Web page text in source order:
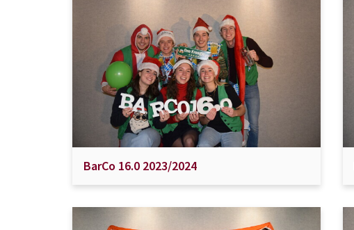
BarCo 16.0 2023/2024